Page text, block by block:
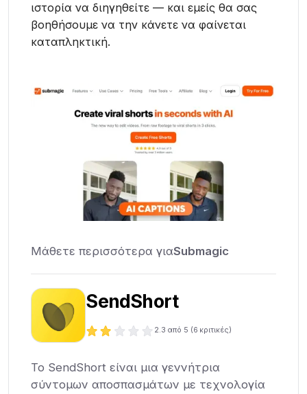
ιστορία να διηγηθείτε — και εμείς θα σας
βοηθήσουμε να την κάνετε να φαίνεται
καταπληκτική.
Μάθετε περισσότερα γιαSubmagic
SendShort
2.3 από 5 (6 κριτικές)
Το SendShort είναι μια γεννήτρια
σύντομων αποσπασμάτων με τεχνολογία